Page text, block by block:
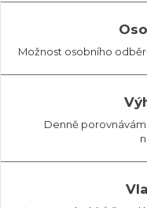
Možnost osobního
Denně